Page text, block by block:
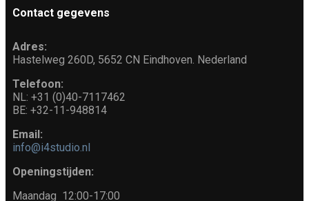
Contact gegevens
Adres:
Hastelweg 260D, 5652 CN Eindhoven. Nederland
Telefoon:
NL: +31 (0)40-7117462
BE: +32-11-948814
Email:
info@i4studio.nl
Openingstijden:
Maandag 12:00-17:00